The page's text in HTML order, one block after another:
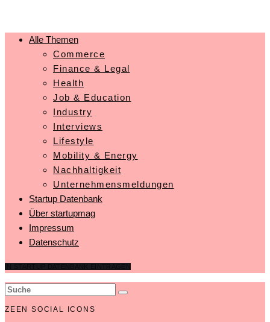
Alle Themen
Commerce
Finance & Legal
Health
Job & Education
Industry
Interviews
Lifestyle
Mobility & Energy
Nachhaltigkeit
Unternehmensmeldungen
Startup Datenbank
Über startupmag
Impressum
Datenschutz
ZEEN SOCIAL ICONS